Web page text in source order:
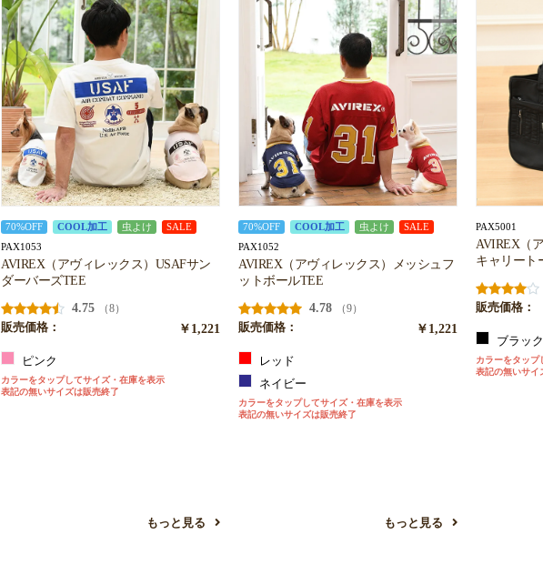
70%OFF COOL加工 虫よけ SALE
PAX1053
AVIREX（アヴィレックス）USAFサン
ダーバーズTEE
4.75
（8）
販売価格：
￥1,221
ピンク
カラーをタップしてサイズ・在庫を表示
表記の無いサイズは販売終了
もっと見る
70%OFF COOL加工 虫よけ SALE
PAX1052
AVIREX（アヴィレックス）メッシュフ
ットボールTEE
4.78
（9）
販売価格：
￥1,221
レッド
ネイビー
カラーをタップしてサイズ・在庫を表示
表記の無いサイズは販売終了
もっと見る
PAX5001
AVIREX（
キャリート
販売価格：
ブラック
カラーをタップ
表記の無いサイ